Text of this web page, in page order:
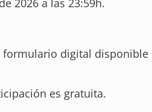
2026 a las 23:59h.
digital
es gratuita.